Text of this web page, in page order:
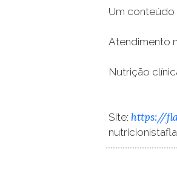
Um conteúdo
Atendimento
Nutrição
Site: https://